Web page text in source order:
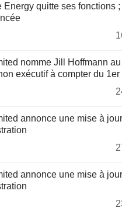
Energy quitte ses fonctions
nomme Jill Hoffmann
exécutif à compter du
annonce une mise à
annonce une mise à